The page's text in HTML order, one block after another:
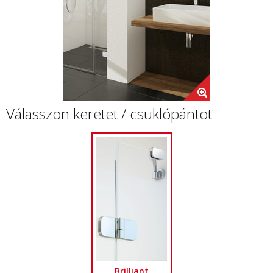
Válasszon keretet / csuklópántot